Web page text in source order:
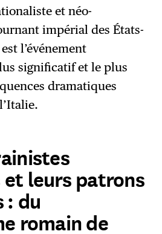
et néo-
impérial des États-
l’événement
significatif et le plus
dramatiques
leurs patrons
: du
romain de